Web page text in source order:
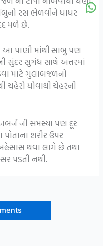
રસ ભેળવીને ધાધર
મળે છે.
આ પાણી માંથી સાબુ પણ
સુંદર સુગંધ સાથે અત્તરમાં
માટે ગુલાબજળનો
ધોવાથી ચેહરની
ની સમસ્યા પણ દૂર
શરીર ઉપર
થવા લાગે છે તથા
પડતી નથી.